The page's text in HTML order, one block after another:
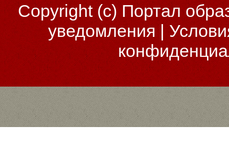
Copyright (c)Портал
уведомления |